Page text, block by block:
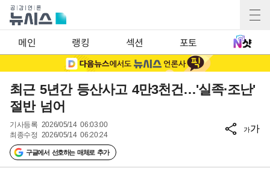
메인 랭킹 섹션 포토
최근 5년간 등산사고 4만3천건…'실족·조난'
절반 넘어
기사등록 2026/05/14 06:03:00
최종수정 2026/05/14 06:20:24
구글에서 선호하는 매체로 추가
가가